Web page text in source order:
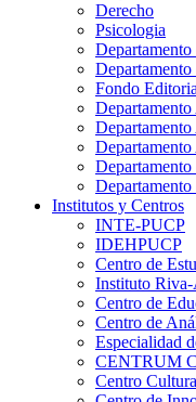
Derecho
Psicologia
Fondo
Institutos y Centros
INTE-PUCP
IDEHPUCP
Centro de
Instituto
Centro de
Centro de
Especialidad
CENTRUM
Centro